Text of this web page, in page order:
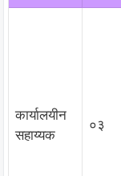
कार्यालयीन
सहाय्यक
०३